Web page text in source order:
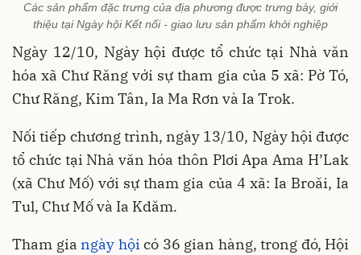
Các sản phẩm đặc trưng của địa phương được trưng bày, giới
thiệu tại Ngày hội Kết nối - giao lưu sản phẩm khởi nghiệp
Ngày 12/10, Ngày hội được tổ chức tại Nhà văn
hóa xã Chư Răng với sự tham gia của 5 xã: Pờ Tó,
Chư Răng, Kim Tân, Ia Ma Rơn và Ia Trok.
Nối tiếp chương trình, ngày 13/10, Ngày hội được
tổ chức tại Nhà văn hóa thôn Plơi Apa Ama H’Lak
(xã Chư Mố) với sự tham gia của 4 xã: Ia Broăi, Ia
Tul, Chư Mố và Ia Kdăm.
Tham gia ngày hội có 36 gian hàng, trong đó, Hội